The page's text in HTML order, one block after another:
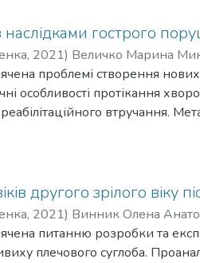
у процесі
фізичної терапії та
застосунками.
вплив при активному та
наслідками гострого
, 2021) Величко Марина
проблемі створення
особливості протікання
втручання.
терапії осіб із наслідками
пацієнтів.
із урахуванням
фізичної терапії осіб
центру. Оцінено ефективність
другого зрілого
, 2021) Винник Олена
питанню розробки та
плечового суглоба.